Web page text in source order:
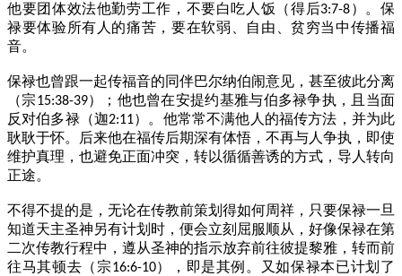
他要团体效法他勤劳工作，不要白吃人饭（得后3:7-8）。保
禄要体验所有人的痛苦，要在软弱、自由、贫穷当中传播福
音。
保禄也曾跟一起传福音的同伴巴尔纳伯闹意见，甚至彼此分离
（宗15:38-39）；他也曾在安提约基雅与伯多禄争执，且当面
反对伯多禄（迦2:11）。他常常不满他人的福传方法，并为此
耿耿于怀。后来他在福传后期深有体悟，不再与人争执，即使
维护真理，也避免正面冲突，转以循循善诱的方式，导人转向
正途。
不得不提的是，无论在传教前策划得如何周祥，只要保禄一旦
知道天主圣神另有计划时，便会立刻屈服顺从，好像保禄在第
二次传教行程中，遵从圣神的指示放弃前往彼提黎雅，转而前
往马其顿去（宗16:6-10），即是其例。又如保禄本已计划了